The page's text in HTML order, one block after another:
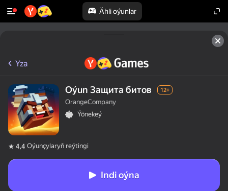
Ähli oýunlar
Yza
Oýun Защита битов 12+
OrangeCompany
Ýönekeý
4,4 Oýunçylaryň reýtingi
Indi oýna